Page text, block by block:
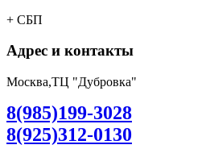
+ СБП
Адрес и контакты
Москва,ТЦ "Дубровка"
8(985)199-3028
8(925)312-0130